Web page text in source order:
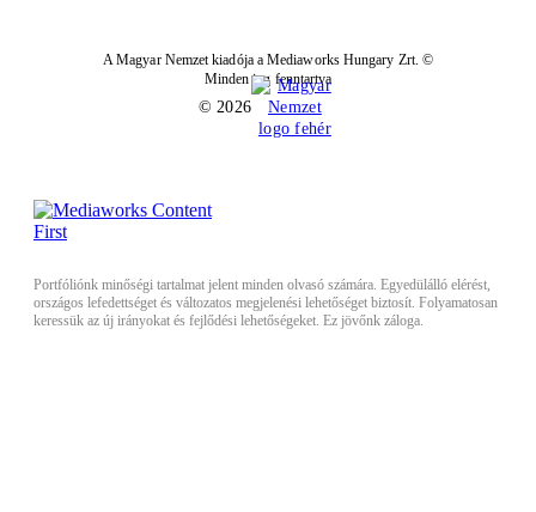
A Magyar Nemzet kiadója a Mediaworks Hungary Zrt. ©
Minden jog fenntartva
© 2026
Portfóliónk minőségi tartalmat jelent minden olvasó számára. Egyedülálló elérést,
országos lefedettséget és változatos megjelenési lehetőséget biztosít. Folyamatosan
keressük az új irányokat és fejlődési lehetőségeket. Ez jövőnk záloga.